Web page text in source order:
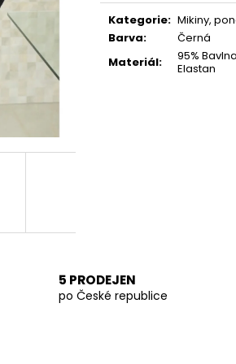
Kategorie: Mikiny,
Barva:
Černá
Materiál:
95%
Elastan
5 PRODEJEN
po České republice
TMAVĚ BÉŽOVÁ PROUTĚNÁ